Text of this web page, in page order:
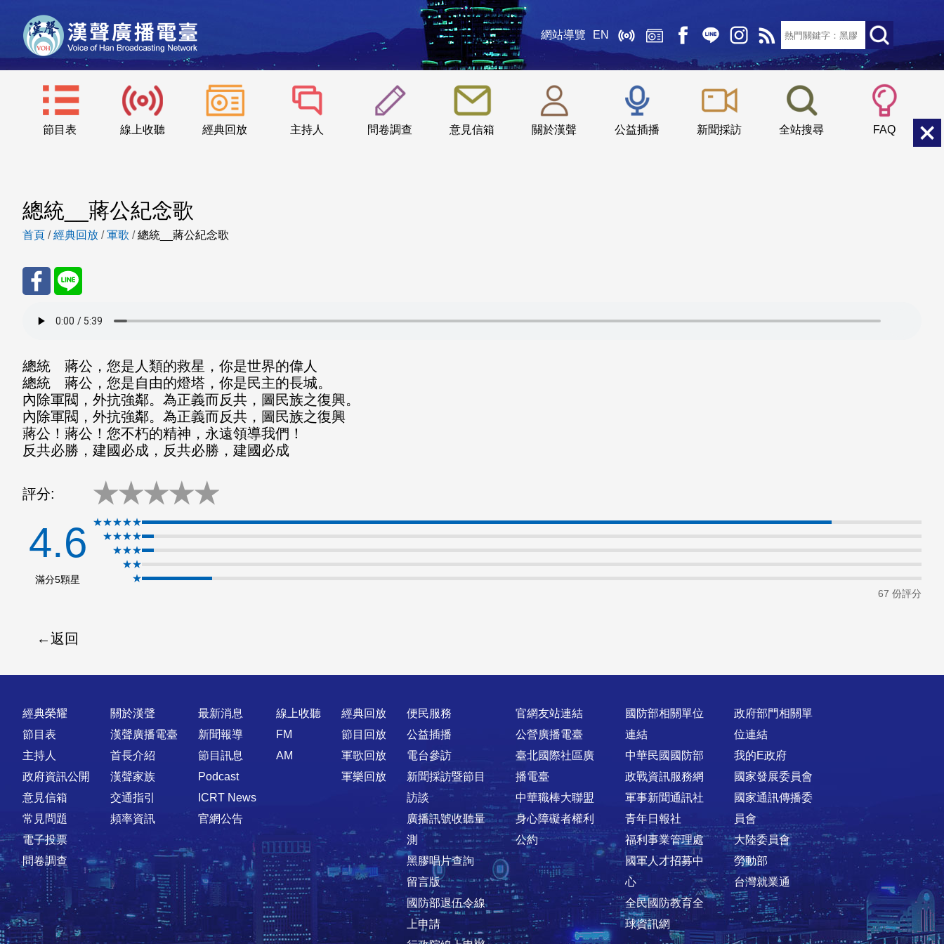
網站導覽 EN
節目表 線上收聽 經典回放 主持人 問卷調查 意見信箱 關於漢聲 公益插播 新聞採訪 全站搜尋 FAQ
::: 小 中
總統__蔣公紀念歌
首頁 /經典回放 /軍歌 /總統__蔣公紀念歌
分享
Fac
eBo
ok
分享
Line
總統 蔣公，您是人類的救星，你是世界的偉人
總統 蔣公，您是自由的燈塔，你是民主的長城。
內除軍閥，外抗強鄰。為正義而反共，圖民族之復興。
內除軍閥，外抗強鄰。為正義而反共，圖民族之復興
蔣公！蔣公！您不朽的精神，永遠領導我們！
反共必勝，建國必成，反共必勝，建國必成
評分: ★★★★★
4.6
滿分5顆星
★★★★★
★★★★
★★★
★★
★
67 份評分
返回
快速連結
經典榮耀
節目表
主持人
政府資訊公開
意見信箱
常見問題
電子投票
問卷調查
關於漢聲
漢聲廣播電臺
首長介紹
漢聲家族
交通指引
頻率資訊
最新消息
新聞報導
節目訊息
Podcast
ICRT News
官網公告
線上收聽
FM
AM
經典回放
節目回放
軍歌回放
軍樂回放
便民服務
公益插播
電台參訪
新聞採訪暨節目
訪談
廣播訊號收聽量
測
黑膠唱片查詢
留言版
國防部退伍令線
上申請
官網友站連結
公營廣播電臺
臺北國際社區廣
播電臺
中華職棒大聯盟
身心障礙者權利
公約
國防部相關單位
連結
中華民國國防部
政戰資訊服務網
軍事新聞通訊社
青年日報社
福利事業管理處
國軍人才招募中
心
全民國防教育全
球資訊網
政府部門相關單
位連結
我的E政府
國家發展委員會
國家通訊傳播委
員會
大陸委員會
勞動部
台灣就業通